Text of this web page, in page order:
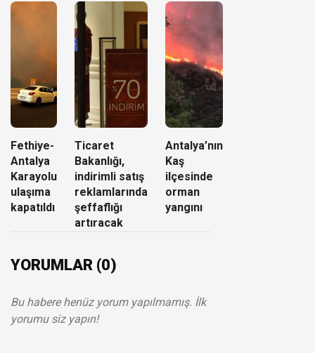
Fethiye-
Antalya
Karayolu
ulaşıma
kapatıldı
Ticaret
Bakanlığı,
indirimli satış
reklamlarında
şeffaflığı
artıracak
Antalya’nın
Kaş
ilçesinde
orman
yangını
YORUMLAR (0)
Bu habere henüz yorum yapılmamış. İlk
yorumu siz yapın!